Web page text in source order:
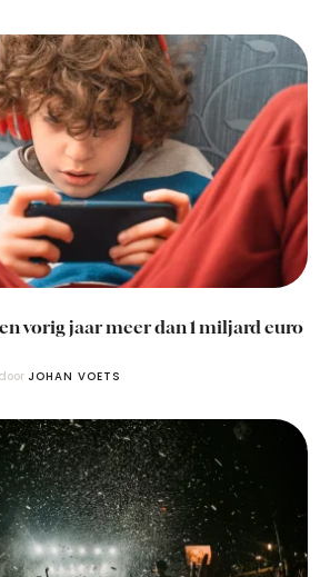
vorig jaar meer dan 1 miljard euro
door JOHAN VOETS